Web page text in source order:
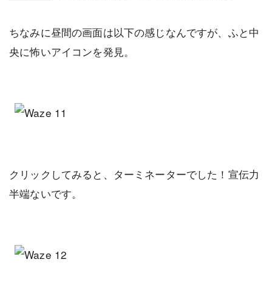
ちなみに昼間の画面は以下の感じなんですが、ふと中
央に怖いアイコンを発見。
クリックしてみると、ターミネーターでした！宣伝力
半端ないです。